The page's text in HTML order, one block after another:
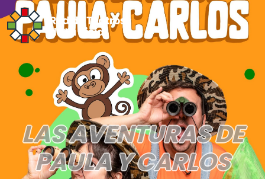
LAS AVENTURAS DE
PAULA Y CARLOS